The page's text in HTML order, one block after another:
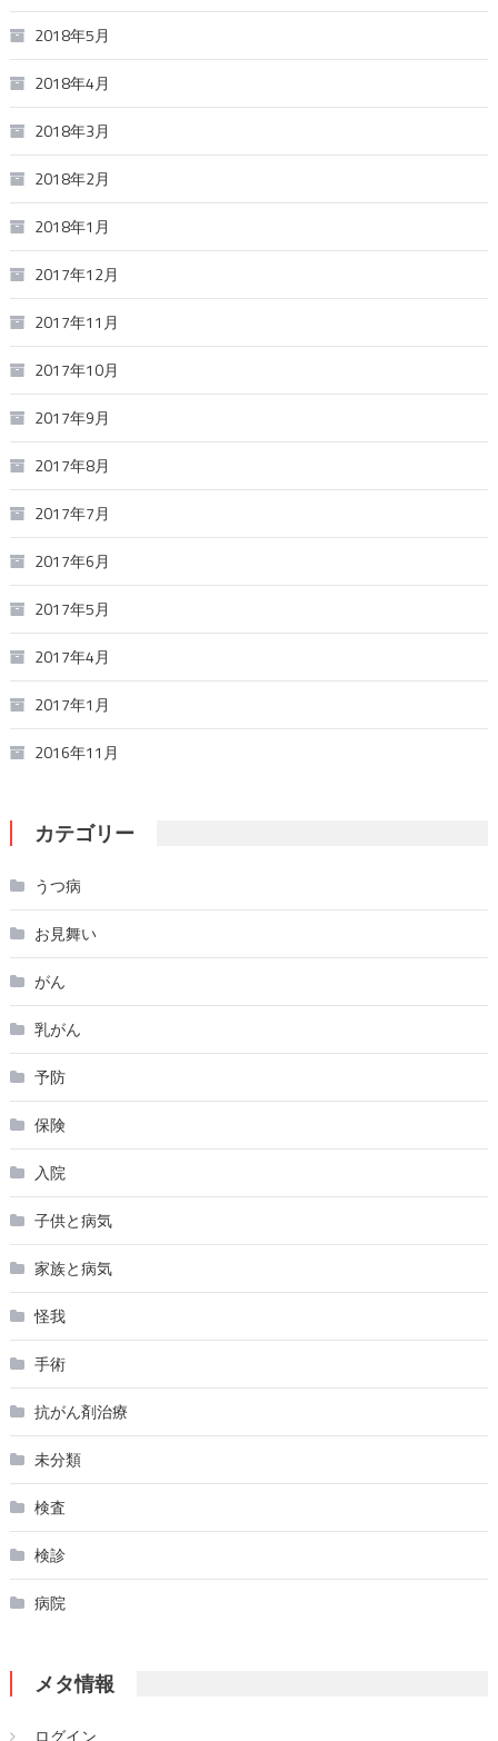
2018年5月
2018年4月
2018年3月
2018年2月
2018年1月
2017年12月
2017年11月
2017年10月
2017年9月
2017年8月
2017年7月
2017年6月
2017年5月
2017年4月
2017年1月
2016年11月
カテゴリー
うつ病
お見舞い
がん
乳がん
予防
保険
入院
子供と病気
家族と病気
怪我
手術
抗がん剤治療
未分類
検査
検診
病院
メタ情報
ログイン